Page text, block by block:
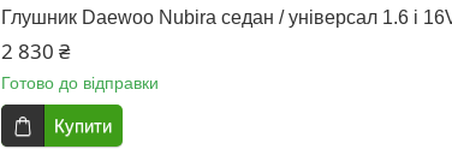
Глушник Daewoo Nubira седан / універсал 1.6 i
2 830 ₴
Готово до відправки
Купити